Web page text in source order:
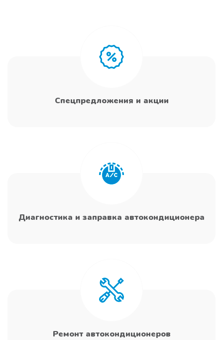
Спецпредложения и акции
Диагностика и заправка автокондиционера
Ремонт автокондиционеров